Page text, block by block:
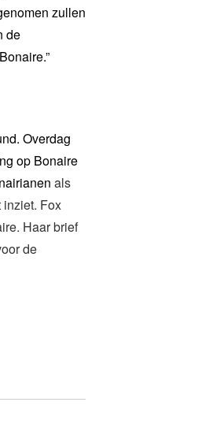
zullen
de
Overdag
op Bonaire
als
inziet. Fox
Haar brief
de